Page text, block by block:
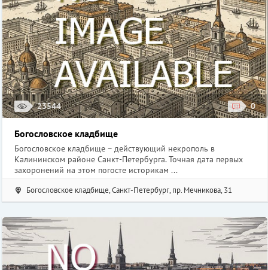
23544 0
Богословское кладбище
Богословское кладбище – действующий некрополь в
Калининском районе Санкт-Петербурга. Точная дата первых
захоронений на этом погосте историкам ...
Богословское кладбище, Санкт-Петербург, пр. Мечникова, 31